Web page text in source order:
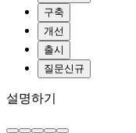
구축
개선
출시
질문신규
설명하기